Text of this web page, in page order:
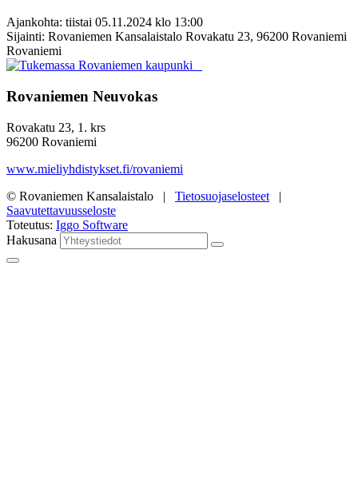
Ajankohta: tiistai 05.11.2024 klo 13:00
Sijainti: Rovaniemen Kansalaistalo Rovakatu 23, 96200 Rovaniemi
Rovaniemi
Rovaniemen Neuvokas
Rovakatu 23, 1. krs
96200 Rovaniemi
www.mieliyhdistykset.fi/rovaniemi
© Rovaniemen Kansalaistalo | Tietosuojaselosteet |
Saavutettavuusseloste
Toteutus: Iggo Software
Hakusana